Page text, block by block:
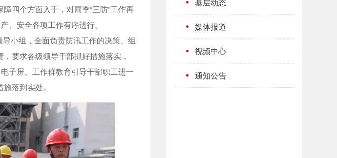
媒体报道
视频中心
通知公告
四个方面入手，对雨季“三防”工作再
、安全各项工作有序进行。
小组，全面负责防汛工作的决策、组
要求各级领导干部抓好措施落实，
子屏、工作群教育引导干部职工进一
落到实处。